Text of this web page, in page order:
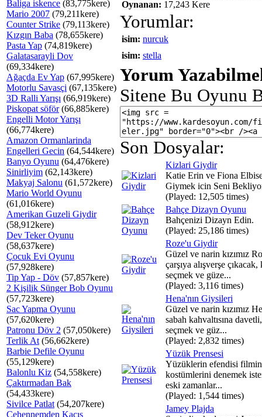
Baliga iskence (83,775kere)
Mario 2007 (79,211kere)
Counter Strike (79,113kere)
Kızgın Baba (78,655kere)
Pasta Yap (74,819kere)
Galatasarayli Dov
(69,334kere)
Ağaçda Ev Yap (67,995kere)
Motorlu Savasçi (67,135kere)
3D Ralli Yarışı (66,919kere)
Piskopat söför(66,885kere)
Engelli Motor Yarışı
(66,774kere)
Amazon Ormanlarinda
Engelleri Gecin (64,544kere)
Banyo Oyunu (64,476kere)
Sinirliyim (62,143kere)
Makyaj Salonu (61,572kere)
Mario World Oyunu
(61,016kere)
Amerikan Guzeli Giydir
(58,912kere)
Dev Teker Oyunu
(58,637kere)
Çocuk Evi Oyunu
(57,928kere)
Tip Yap - Döv (57,857kere)
2 Kişilik Sünger Bob Oyunu
(57,723kere)
Sac Yapma Oyunu
(57,620kere)
Patronu Döv 2 (57,050kere)
Terlik At (56,662kere)
Barbie Defile Oyunu
(55,129kere)
Balonlu Kiz (54,558kere)
Çaktırmadan Bak
(54,433kere)
Sivilce Patlat (54,207kere)
Cehennemden Kaçış
Oynanan: 17,243 Kere
Yorumlar:
isim: nurcuk
isim: stella
Yorum
Sitene Bu Oyunu
Son Dosyalar:
Kizlari Giydir
Katie Erin ve Fiona
Giymek icin Seni
(Played: 12,505 times)
Bahçe Dizayn Oyunu
Bahçenizi Dizayn Edin.
(Played: 25,186 times)
Roze'u Giydir
Güzel ve narin kızımız
çarşıya alışverşe çıkacak,
seçmek ve güze...
(Played: 3,116 times)
Hena'nın Giysileri
Güzel ve narin kızımız
sabah kahvaltısına
seçmek ve güz...
(Played: 2,832 times)
Yüzük Prensesi
Yüzüklerin efendisi
kostümlerini denemek
eski zamanlar...
(Played: 1,544 times)
Jamey Plajda